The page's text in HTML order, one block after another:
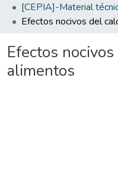
Efectos
alimentos